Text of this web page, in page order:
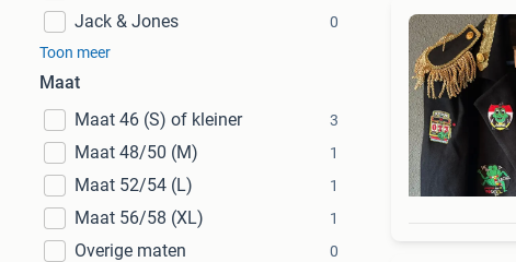
Jack & Jones
0
Toon meer
Maat
Maat 46 (S) of kleiner
3
Maat 48/50 (M) 1
Maat 52/54 (L) 1
Maat 56/58 (XL) 1
Overige maten 0